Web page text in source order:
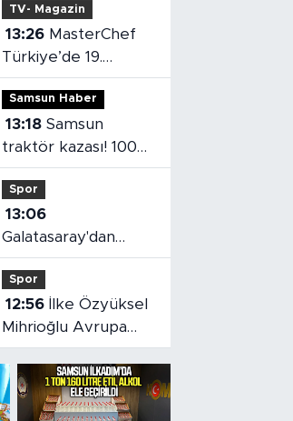
TV- Magazin
13:26
Türkiye’de 19.
önlüğün sahibi belli
oldu
Samsun Haber
13:18 Samsun
traktör kazası! 100
metre sürüklendi
Spor
13:06
Galatasaray'dan
savunmaya yerli
hamlesi!
Spor
12:56
Mihrioğlu Avrupa
şampiyonu oldu